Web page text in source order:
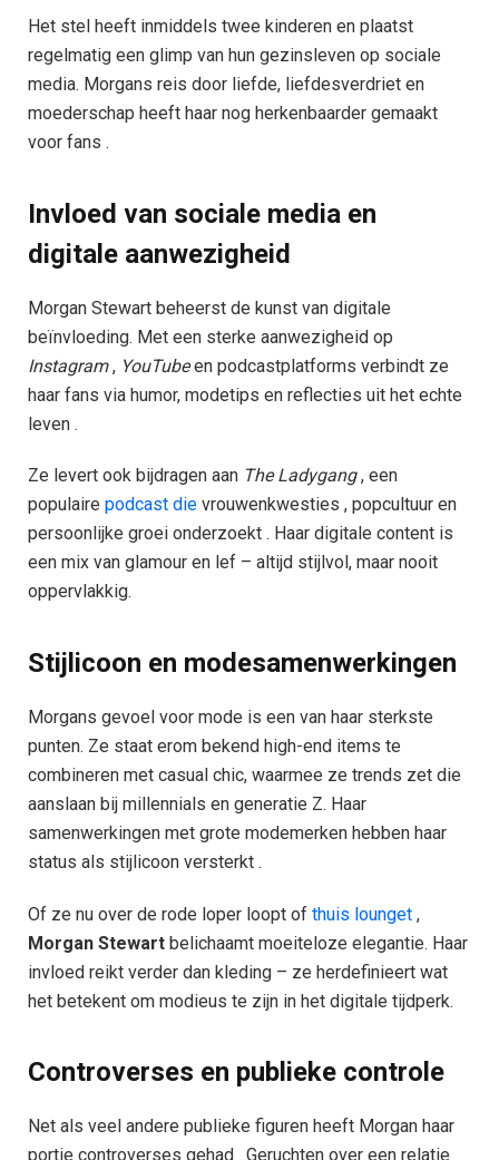
Het stel heeft inmiddels twee kinderen en plaatst
regelmatig een glimp van hun gezinsleven op sociale
media. Morgans reis door liefde, liefdesverdriet en
moederschap heeft haar nog herkenbaarder gemaakt
voor fans .
Invloed van sociale media en
digitale aanwezigheid
Morgan Stewart beheerst de kunst van digitale
beïnvloeding. Met een sterke aanwezigheid op
Instagram, YouTubeen podcastplatforms verbindt ze
haar fans via humor, modetips en reflecties uit het echte
leven .
Ze levert ook bijdragen aan The Ladygang, een
populaire podcast die vrouwenkwesties , popcultuur en
persoonlijke groei onderzoekt . Haar digitale content is
een mix van glamour en lef – altijd stijlvol, maar nooit
oppervlakkig.
Stijlicoon en modesamenwerkingen​​
Morgans gevoel voor mode is een van haar sterkste
punten. Ze staat erom bekend high-end items te
combineren met casual chic, waarmee ze trends zet die
aanslaan bij millennials en generatie Z. Haar
samenwerkingen met grote modemerken hebben haar
status als stijlicoon versterkt .
Of ze nu over de rode loper loopt of thuis lounget ,
Morgan Stewart belichaamt moeiteloze elegantie. Haar
invloed reikt verder dan kleding – ze herdefinieert wat
het betekent om modieus te zijn in het digitale tijdperk.
Controverses en publieke controle
Net als veel andere publieke figuren heeft Morgan haar
portie controverses gehad . Geruchten over een relatie